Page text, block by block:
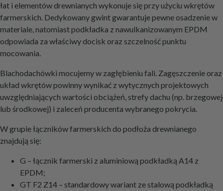
łat i elementów drewnianych wykonuje się przy użyciu wkrętów
farmerskich. Dedykowany gwint gwarantuje pewne osadzenie w
materiale, natomiast podkładka z nawulkanizowanym EPDM
odpowiada za właściwy docisk oraz szczelność punktu
mocowania.
Blachodachówki mocujemy w zagłębieniu fali. Zagęszczenie oraz
układ wkrętów powinny wynikać z wytycznych projektowych
uwzględniających wartości obciążeń, strefy dachu (np. brzegowej
lub środkowej) i zaleceń producenta wybranego pokrycia.
W grupie łączników farmerskich do podłoża drewnianego
znajdują się:
G – łącznik farmerski z aluminiową podkładką A14 z
EPDM;
GT F2 Z14 – standardowy wariant ze stalową podkładką